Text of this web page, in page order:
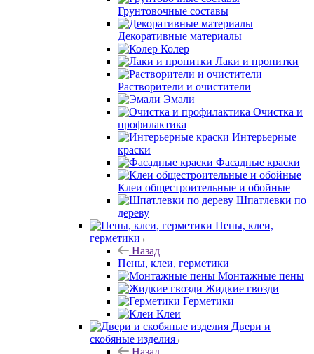
Грунтовочные составы
Декоративные материалы
Колер
Лаки и пропитки
Растворители и очистители
Эмали
Очистка и
профилактика
Интерьерные
краски
Фасадные краски
Клеи общестроительные и обойные
Шпатлевки по
дереву
Пены, клеи,
герметики
Назад
Пены, клеи, герметики
Монтажные пены
Жидкие гвозди
Герметики
Клеи
Двери и
скобяные изделия
Назад